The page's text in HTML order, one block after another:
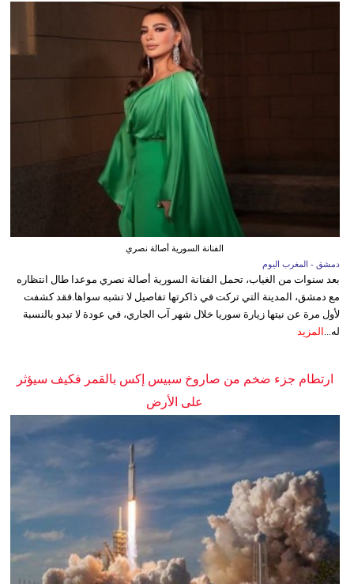
الفنانة السورية أصالة نصري
دمشق - المغرب اليوم
بعد سنوات من الغياب، تحمل الفنانة السورية أصالة نصري موعدا طال انتظاره
مع دمشق، المدينة التي تركت في ذاكرتها تفاصيل لا تشبه سواها.فقد كشفت
لأول مرة عن نيتها زيارة سوريا خلال شهر آب الجاري، في عودة لا تبدو بالنسبة
له...
المزيد
ارتطام جزء ضخم من صاروخ سبيس إكس بالقمر فكيف سيؤثر
على الأرض